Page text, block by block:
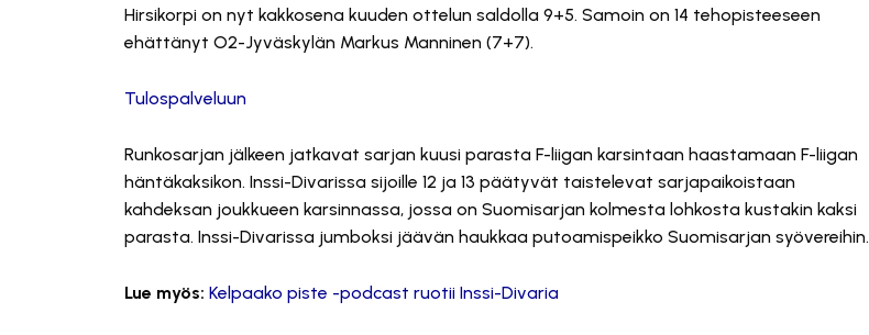
Hirsikorpi on nyt kakkosena kuuden ottelun saldolla 9+5. Samoin on 14 tehopisteeseen
ehättänyt O2-Jyväskylän Markus Manninen (7+7).
Tulospalveluun
Runkosarjan jälkeen jatkavat sarjan kuusi parasta F-liigan karsintaan haastamaan F-liigan
häntäkaksikon. Inssi-Divarissa sijoille 12 ja 13 päätyvät taistelevat sarjapaikoistaan
kahdeksan joukkueen karsinnassa, jossa on Suomisarjan kolmesta lohkosta kustakin kaksi
parasta. Inssi-Divarissa jumboksi jäävän haukkaa putoamispeikko Suomisarjan syövereihin.
Lue myös: Kelpaako piste -podcast ruotii Inssi-Divaria